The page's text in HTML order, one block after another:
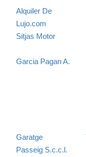
Alquiler De
Lujo.com
Sitjas Motor
Garcia Pagan A.
Garatge
Passeig S.c.c.l.